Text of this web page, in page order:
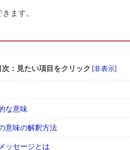
ます。
次：見たい項目をクリック [非表示]
な意味
意味の解釈方法
ッセージとは